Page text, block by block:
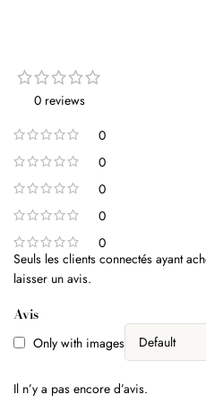
0 reviews
0
0
0
0
0
Avis
Only with images
Il n’y a pas encore d’avis.
Seuls les clients connectés ayant
laisser un avis.